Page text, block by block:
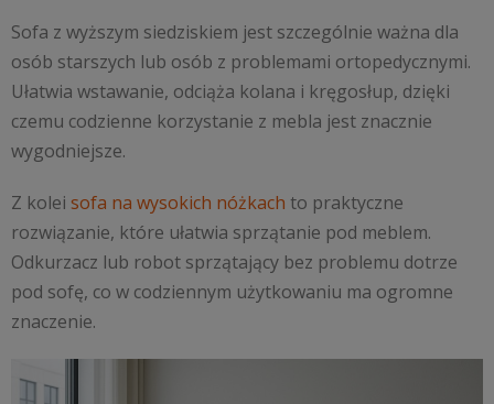
Sofa z wyższym siedziskiem jest szczególnie ważna dla
osób starszych lub osób z problemami ortopedycznymi.
Ułatwia wstawanie, odciąża kolana i kręgosłup, dzięki
czemu codzienne korzystanie z mebla jest znacznie
wygodniejsze.
Z kolei sofa na wysokich nóżkach to praktyczne
rozwiązanie, które ułatwia sprzątanie pod meblem.
Odkurzacz lub robot sprzątający bez problemu dotrze
pod sofę, co w codziennym użytkowaniu ma ogromne
znaczenie.